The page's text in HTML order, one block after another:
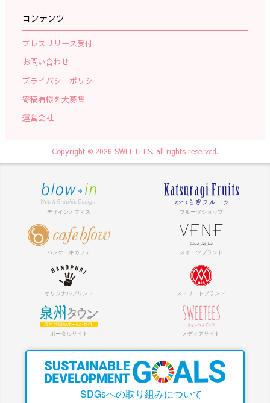
コンテンツ
プレスリリース受付
お問い合わせ
プライバシーポリシー
寄稿者様を大募集
運営会社
Copyright © 2026 SWEETEES. all rights reserved.
SDGsへの取り組みについて